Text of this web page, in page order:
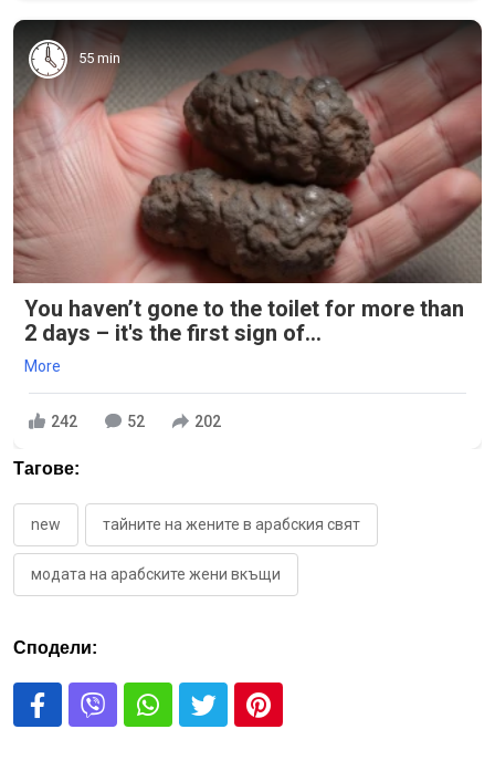
55 min
You haven’t gone to the toilet for more than
2 days – it's the first sign of...
More
242 52 202
Тагове:
new тайните на жените в арабския свят
модата на арабските жени вкъщи
Сподели: